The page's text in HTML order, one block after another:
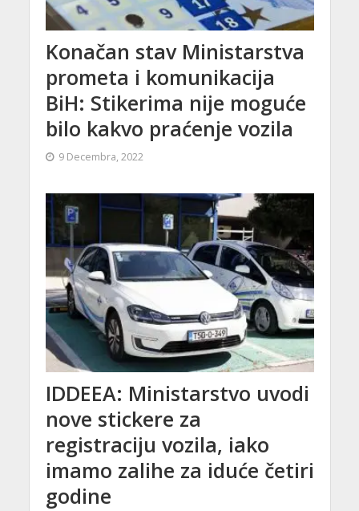
Konačan stav Ministarstva
prometa i komunikacija
BiH: Stikerima nije moguće
bilo kakvo praćenje vozila
9 Decembra, 2022
IDDEEA: Ministarstvo uvodi
nove stickere za
registraciju vozila, iako
imamo zalihe za iduće četiri
godine